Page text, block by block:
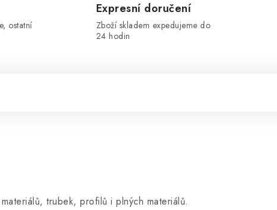
ostatní
Expresní doručení
Zboží skladem expedujeme do
24 hodin
trubek, profilů i plných materiálů.